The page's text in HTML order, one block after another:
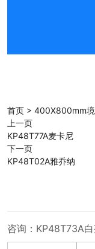
首页 > 400X800mm境
上一页
KP48T77A麦卡尼
下一页
KP48T02A雅乔纳
咨询：KP48T73A